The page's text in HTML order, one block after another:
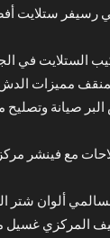
رسيفر ستلايت
الستلايت في
مميزات
صيانة وتصليح
مع فينشر
ألوان شتر
المركزي